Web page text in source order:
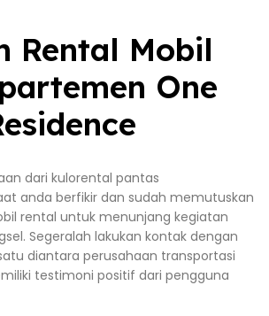
Rental Mobil
One
dari kulorental pantas
anda berfikir dan sudah memutuskan
rental untuk menunjang kegiatan
Segeralah lakukan kontak dengan
diantara perusahaan transportasi
testimoni positif dari pengguna